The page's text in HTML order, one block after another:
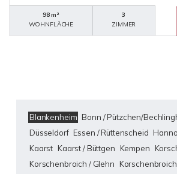
98 m²
WOHNFLÄCHE
3
ZIMMER
Blankenheim Bonn / Pützchen/
Düsseldorf Essen / Rüttenscheid
Kaarst Kaarst / Büttgen Kempen
Korschenbroich / Glehn